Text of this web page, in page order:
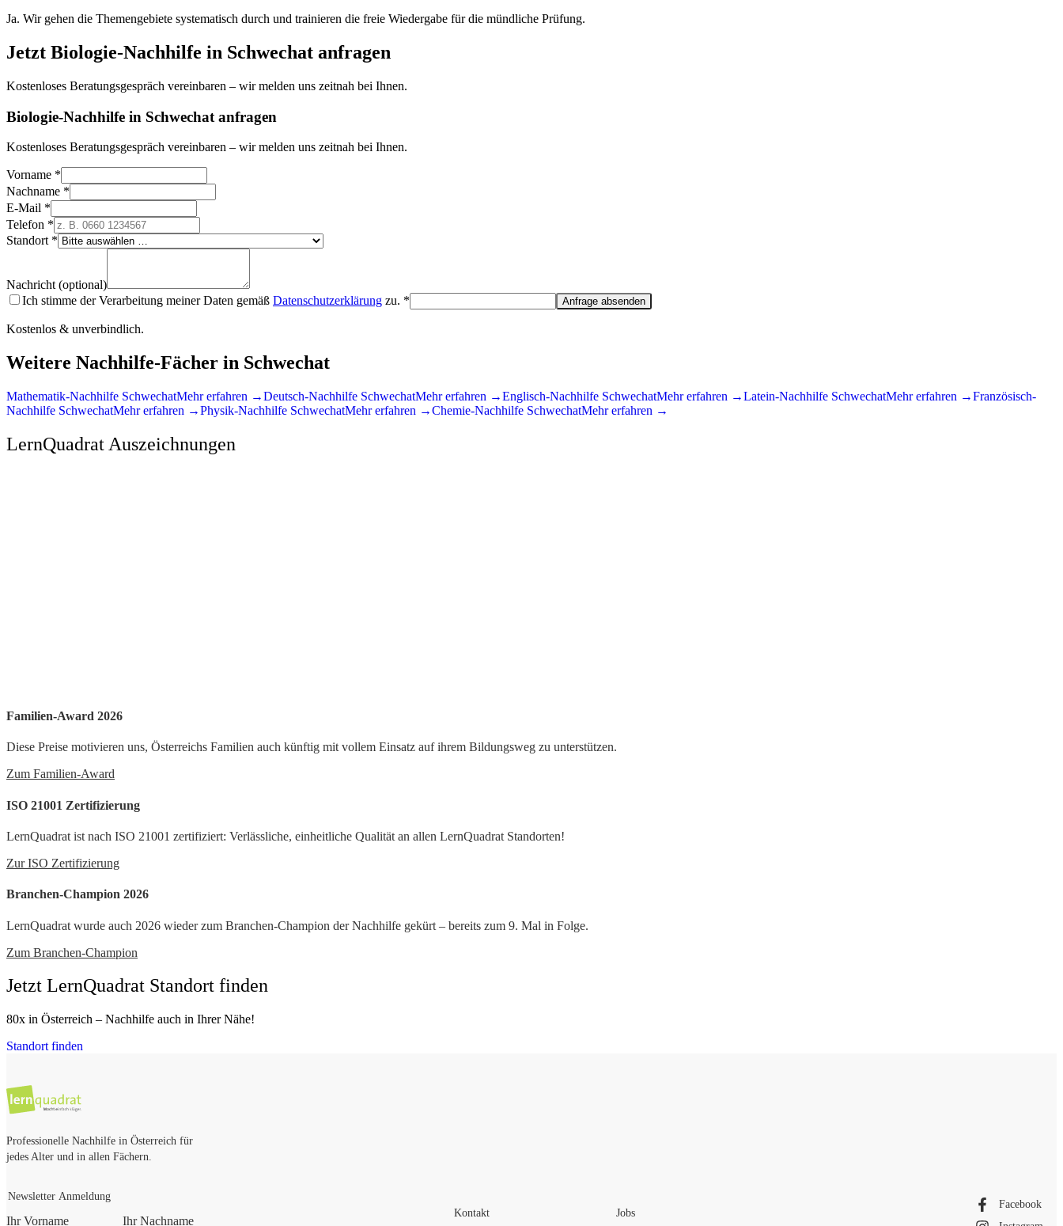
Ja. Wir gehen die Themengebiete systematisch durch und trainieren die freie Wiedergabe für die mündliche Prüfung.
Jetzt Biologie-Nachhilfe in Schwechat anfragen
Kostenloses Beratungsgespräch vereinbaren – wir melden uns zeitnah bei Ihnen.
Biologie-Nachhilfe in Schwechat anfragen
Kostenloses Beratungsgespräch vereinbaren – wir melden uns zeitnah bei Ihnen.
Vorname *
Nachname *
E-Mail *
Telefon *
Standort *
Nachricht (optional)
Ich stimme der Verarbeitung meiner Daten gemäß Datenschutzerklärung zu. * Anfrage absenden
Kostenlos & unverbindlich.
Weitere Nachhilfe-Fächer in Schwechat
Mathematik-Nachhilfe SchwechatMehr erfahren →Deutsch-Nachhilfe SchwechatMehr erfahren →Englisch-Nachhilfe SchwechatMehr erfahren →Latein-Nachhilfe SchwechatMehr erfahren →Französisch-
Nachhilfe SchwechatMehr erfahren →Physik-Nachhilfe SchwechatMehr erfahren →Chemie-Nachhilfe SchwechatMehr erfahren →
LernQuadrat Auszeichnungen
Familien-Award 2026
Diese Preise motivieren uns, Österreichs Familien auch künftig mit vollem Einsatz auf ihrem Bildungsweg zu unterstützen.
Zum Familien-Award
ISO 21001 Zertifizierung
LernQuadrat ist nach ISO 21001 zertifiziert: Verlässliche, einheitliche Qualität an allen LernQuadrat Standorten!
Zur ISO Zertifizierung
Branchen-Champion 2026
LernQuadrat wurde auch 2026 wieder zum Branchen-Champion der Nachhilfe gekürt – bereits zum 9. Mal in Folge.
Zum Branchen-Champion
Jetzt LernQuadrat Standort finden
80x in Österreich – Nachhilfe auch in Ihrer Nähe!
Standort finden
Professionelle Nachhilfe in Österreich für
jedes Alter und in allen Fächern.
Newsletter Anmeldung
Ihr Vorname Ihr Nachname
Kontakt Jobs
Facebook